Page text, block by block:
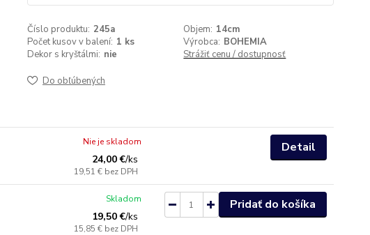
Číslo produktu: 245a Objem: 14cm
Počet kusov v balení: 1 ks Výrobca: BOHEMIA
Dekor s kryštálmi: nie Strážiť cenu / dostupnosť
Do obľúbených
24,00 €/ks
19,51 € bez DPH
Nie je skladom Detail
19,50 €/ks
15,85 € bez DPH
Skladom Pridať do košíka